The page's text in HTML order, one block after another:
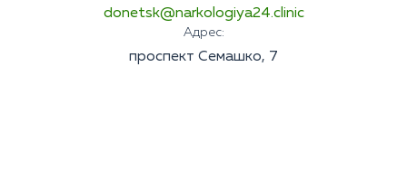
donetsk@narkologiya24.clinic
Адрес:
проспект Семашко, 7